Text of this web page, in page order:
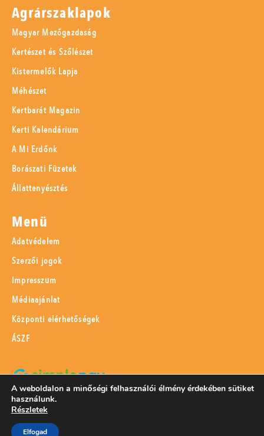
Agrárszaklapok
Magyar Mezőgazdaság
Kertészet és Szőlészet
Kistermelők Lapja
Méhészet
Kertbarát Magazin
Kerti Kalendárium
A Mi Erdőnk
Borászati Füzetek
Állattenyésztés
Menü
Adatvédelem
Szerzői jogok
Impresszum
Médiaajánlat
Központi elérhetőségek
ÁSZF
SimplePay adattovábbítási nyilatkozat
A weboldalon a minőségi felhasználói élmény érdekében sütiket
használunk.
Részletek
Elfogad